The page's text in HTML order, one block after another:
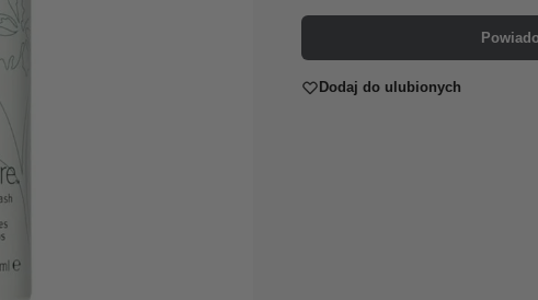
Dodaj do ulubionych